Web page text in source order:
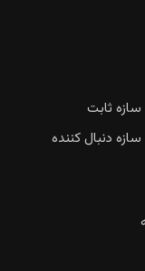
ثابت
دنبال کننده